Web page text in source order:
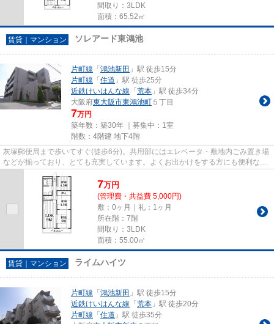
間取り：3LDK
面積：65.52㎡
賃貸｜マンション ソレアード東鴻池
片町線 「 鴻池新田 」駅 徒歩15分
片町線 「 住道 」駅 徒歩25分
近鉄けいはんな線 「 荒本 」駅 徒歩34分
大阪府東大阪市東鴻池町 ５丁目
7万円
築年数：築30年 ｜募集中： 1室
階数：4階建 地下4階
灰塚郵便局まで歩いてすぐ(徒歩6分)。共用部にはエレベータ・敷地内ごみ置き場
などが揃っており、とても充実しています。よくお出かけをする方にも便利な、
2駅利用可能なマンションで...
7万円
(管理費・共益費 5,000円)
敷：0ヶ月｜礼：1ヶ月
所在階：7階
間取り：3LDK
面積：55.00㎡
賃貸｜マンション ライムハイツ
片町線 「 鴻池新田 」駅 徒歩15分
近鉄けいはんな線 「 荒本 」駅 徒歩20分
片町線 「 住道 」駅 徒歩35分